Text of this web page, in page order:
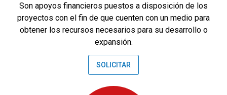
Son apoyos financieros puestos a disposición de los
proyectos con el fin de que cuenten con un medio para
obtener los recursos necesarios para su desarrollo o
expansión.
SOLICITAR